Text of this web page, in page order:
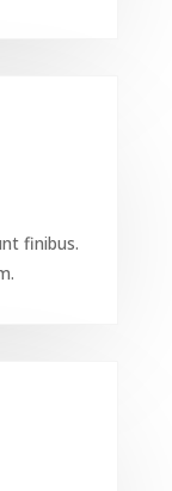
finibus.